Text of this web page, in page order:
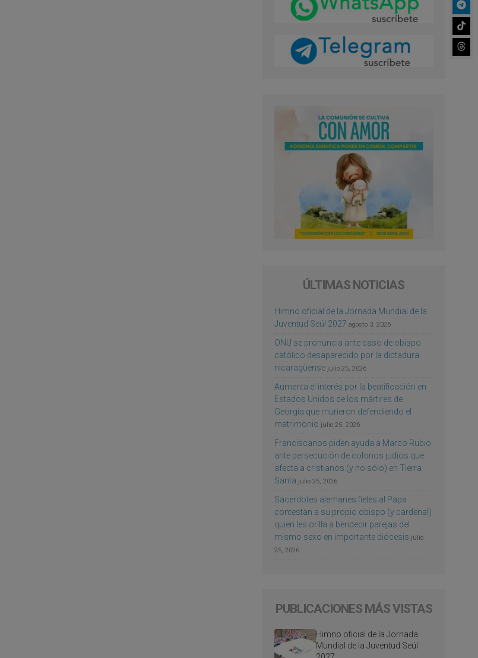
ÚLTIMAS NOTICIAS
Himno oficial de la Jornada Mundial de la
Juventud Seúl 2027 agosto 3, 2026
ONU se pronuncia ante caso de obispo
católico desaparecido por la dictadura
nicaragüense julio 25, 2026
Aumenta el interés por la beatificación en
Estados Unidos de los mártires de
Georgia que murieron defendiendo el
matrimonio julio 25, 2026
Franciscanos piden ayuda a Marco Rubio
ante persecución de colonos judíos que
afecta a cristianos (y no sólo) en Tierra
Santa julio 25, 2026
Sacerdotes alemanes fieles al Papa
contestan a su propio obispo (y cardenal)
quien les orilla a bendecir parejas del
mismo sexo en importante diócesis julio
25, 2026
PUBLICACIONES MÁS VISTAS
Himno oficial de la Jornada
Mundial de la Juventud Seúl